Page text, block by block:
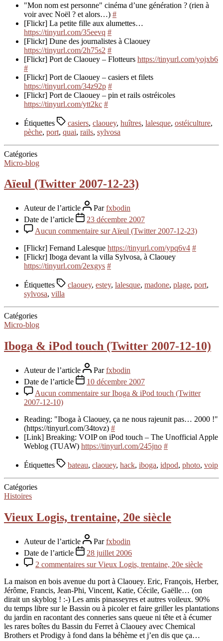
"Mon nom est personne" cinéma d’une génération ? (rien à
voir avec Noël ? et alors…) #
[Flickr] La petite fille aux alumettes…
https://tinyurl.com/35eevq #
[Flickr] Dune des journalistes à Claouey
https://tinyurl.com/2h75s2 #
[Flickr] Port de Claouey – Flotteurs https://tinyurl.com/yojxb6
#
[Flickr] Port de Claouey – casiers et filets
https://tinyurl.com/34z92p #
[Flickr] Port de Claouey – pin et rails ostréicoles
https://tinyurl.com/ytt2kc #
Étiquettes casiers, claouey, huîtres, lalesque, ostéiculture,
pèche, port, quai, rails, sylvosa
Catégories
Micro-blog
Aïeul (Twitter 2007-12-23)
Auteur de l’article Parfxbodin
Date de l’article
23 décembre 2007
Aucun commentaire sur Aïeul (Twitter 2007-12-23)
[Flickr] Fernand Lalesque https://tinyurl.com/ypq6v4 #
[Flickr] Iboga devant la villa Sylvosa, à Claouey
https://tinyurl.com/2exgys #
Étiquettes claouey, estey, lalesque, madone, plage, port,
sylvosa, villa
Catégories
Micro-blog
Iboga & iPod touch (Twitter 2007-12-10)
Auteur de l’article Parfxbodin
Date de l’article
10 décembre 2007
Aucun commentaire sur Iboga & iPod touch (Twitter
2007-12-10)
Reading: "Iboga à Claouey, ça ne nous rajeunit pas… 2000 !"
(https://tinyurl.com/34tovz) #
[Link] Breaking: VOIP on iPod touch – The Unofficial Apple
Weblog (TUAW) https://tinyurl.com/245jno #
Étiquettes bateau, claouey, hack, iboga, idpod, photo, voip
Catégories
Histoires
Vieux Logis, trentaine, 20e siècle
Auteur de l’article Parfxbodin
Date de l’article
28 juillet 2006
2 commentaires sur Vieux Logis, trentaine, 20e siècle
La maison en bois avenue du port à Claouey. Eric, François, Herber,
Jérôme, Francis, Jean-Phi, Vincent, Katie, Cécile, Gaëlle… (on
dirait un skyblog ! :-) Les amis pinasseyres et autres voileux. 90%
du temps libre sur le Bassin ou à picoler et faire griller les plantations
du jardin en racontant des conneries sans queue ni tête et à écumer
les rares boîtes du Bassin du Ferret à Claouey avec Chemical
Brothers et Prodigy à fond dans la béhème et j’en dis que ça…